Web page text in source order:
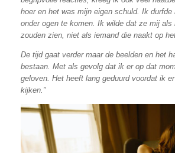
hoer en het was mijn eigen schuld. Ik
onder ogen te komen. Ik wilde dat ze mij als
zouden zien, niet als iemand die naakt op
De tijd gaat verder maar de beelden en het
bestaan. Met als gevolg dat ik er op dat
geloven. Het heeft lang geduurd voordat ik
kijken.”